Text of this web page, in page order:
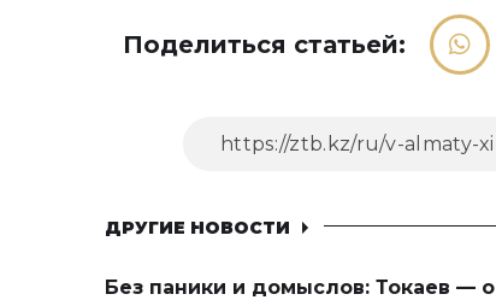
Поделиться статьей:
ДРУГИЕ НОВОСТИ
Без паники и домыслов: Токаев — о